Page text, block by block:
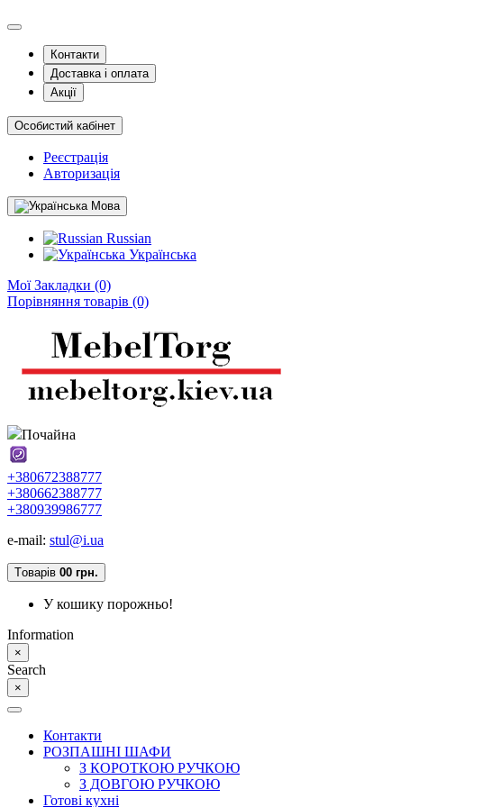
Контакти
Доставка і оплата
Акції
Особистий кабінет
Реєстрація
Авторизація
Мова
Russian
Українська
Мої Закладки (0)
Порівняння товарів (0)
Почайна
+380672388777
+380662388777
+380939986777
e-mail: stul@i.ua
Tоварів 00 грн.
У кошику порожньо!
Information
×
Search
×
Контакти
РОЗПАШНІ ШАФИ
З КОРОТКОЮ РУЧКОЮ
З ДОВГОЮ РУЧКОЮ
Готові кухні